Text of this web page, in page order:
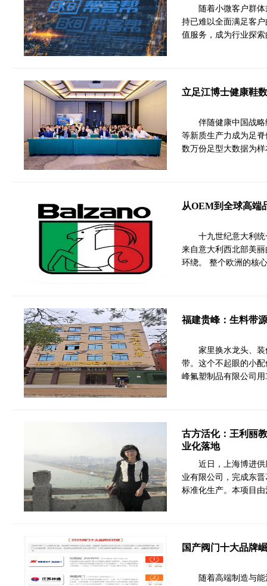
随着小微客户群
持已难以全面满足客
值服务，成为行业探
立足江博士健康鞋
伴随健康中国战
等新质生产力成为足
数万份足型大数据为
从OEM到全球高端
十九世纪意大利统
来自意大利西北部美丽
环绕。 整个欧洲的核
福建贵峰：生料带
家里换水龙头、
带。这个不起眼的小
峰氟塑制品有限公司
古方活化：王利丽
业化落地
近日，上海博进
业有限公司，完成东
标准化生产。本项目
国产阀门十大品牌
随着高端制造与